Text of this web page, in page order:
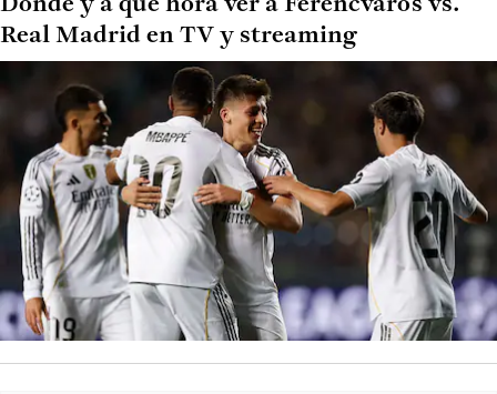
Real Madrid en TV y streaming